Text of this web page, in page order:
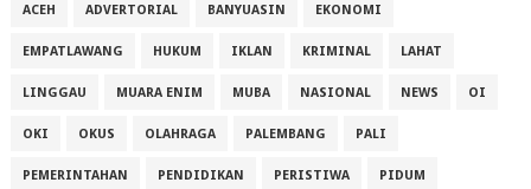
ACEH ADVERTORIAL BANYUASIN EKONOMI
EMPATLAWANG HUKUM IKLAN KRIMINAL LAHAT
LINGGAU MUARA ENIM MUBA NASIONAL NEWS OI
OKI OKUS OLAHRAGA PALEMBANG PALI
PEMERINTAHAN PENDIDIKAN PERISTIWA PIDUM